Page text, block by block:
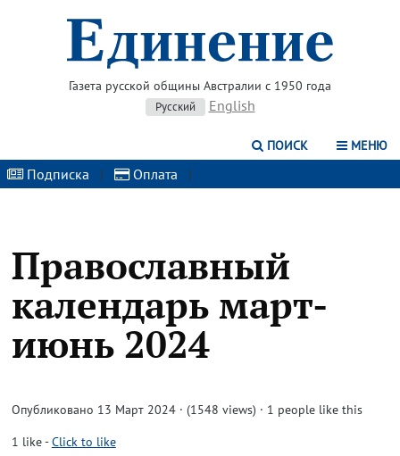
Газета русской общины Австралии с 1950 года
Русский English
ПОИСК МЕНЮ
Подписка | Оплата |
Православный
календарь март-
июнь 2024
Опубликовано 13 Март 2024 · (1548 views) · 1 people like this
1 like-Click to like